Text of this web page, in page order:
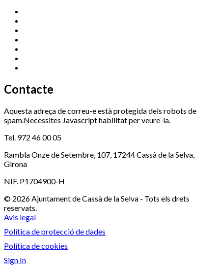
Contacte
Aquesta adreça de correu-e està protegida dels robots de
spam.Necessites Javascript habilitat per veure-la.
Tel. 972 46 00 05
Rambla Onze de Setembre, 107, 17244 Cassà de la Selva,
Girona
NIF. P1704900-H
© 2026 Ajuntament de Cassà de la Selva - Tots els drets
reservats.
Avis legal
Política de protecció de dades
Política de cookies
Sign In